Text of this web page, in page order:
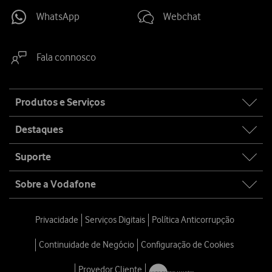
WhatsApp Webchat
Fala connosco
map
Produtos e Serviços
Destaques
Suporte
Sobre a Vodafone
Privacidade Serviços Digitais Política Anticorrupção
Continuidade de Negócio Configuração de Cookies
Provedor Cliente